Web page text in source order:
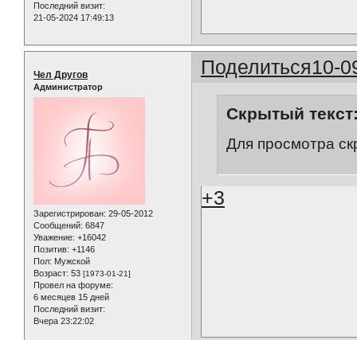
Последний визит:
21-05-2024 17:49:13
Поделиться10-
Чел Другов
Администратор
Зарегистрирован: 29-05-2012
Сообщений: 6847
Уважение: +16042
Позитив: +1146
Пол: Мужской
Возраст: 53 [1973-01-21]
Провел на форуме:
6 месяцев 15 дней
Последний визит:
Вчера 23:22:02
Скрытый
Для просмотра
+3